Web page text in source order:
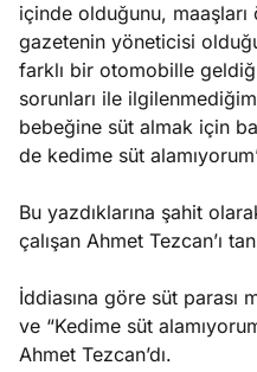
içinde olduğunu,
gazetenin yöneticisi
farklı bir otomobille
sorunları ile
bebeğine süt almak için
de kedime süt
Bu yazdıklarına şahit
çalışan Ahmet Tezcan’ı
İddiasına göre süt parası
ve “Kedime süt
Ahmet Tezcan’dı.